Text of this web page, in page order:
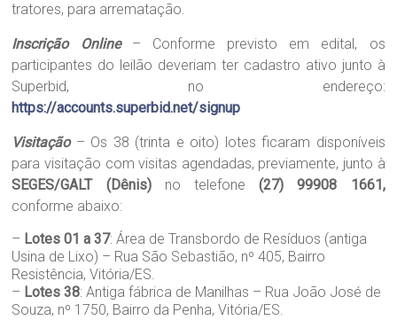
tratores, para arrematação.
Inscrição Online– Conforme previsto em edital, os
participantes do leilão deveriam ter cadastro ativo junto à
Superbid, no endereço:
https://accounts.superbid.net/signup
Visitação– Os 38 (trinta e oito) lotes ficaram disponíveis
para visitação com visitas agendadas, previamente, junto à
SEGES/GALT (Dênis) no telefone (27)99908 1661,
conforme abaixo:
– Lotes 01 a 37: Área de Transbordo de Resíduos (antiga
Usina de Lixo) – Rua São Sebastião, nº 405, Bairro
Resistência, Vitória/ES.
– Lotes 38: Antiga fábrica de Manilhas – Rua João José de
Souza, nº 1750, Bairro da Penha, Vitória/ES.